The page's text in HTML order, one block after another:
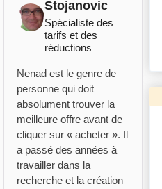
Stojanovic
Spécialiste des
tarifs et des
réductions
Nenad est le genre de
personne qui doit
absolument trouver la
meilleure offre avant de
cliquer sur « acheter ». Il
a passé des années à
travailler dans la
recherche et la création